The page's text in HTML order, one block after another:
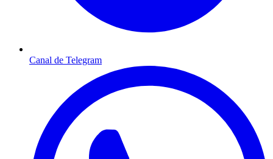
Canal de Telegram